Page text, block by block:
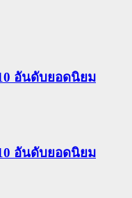
อันดับยอดนิยม
อันดับยอดนิยม